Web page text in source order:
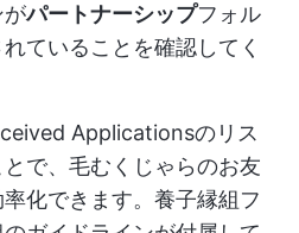
がパートナーシップフォル
ていることを確認してく
Applicationsのリス
で、毛むくじゃらのお友
化できます。養子縁組フ